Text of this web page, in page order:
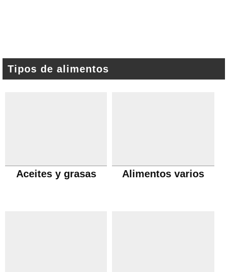
Tipos de alimentos
Aceites y grasas Alimentos varios